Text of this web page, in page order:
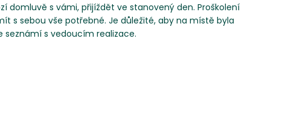
domluvě s vámi, přijíždět ve stanovený den. Proškolení
s sebou vše potřebné. Je důležité, aby na místě byla
seznámí s vedoucím realizace.